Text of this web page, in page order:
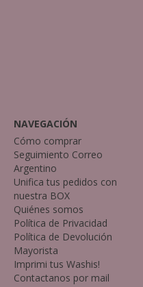
NAVEGACIÓN
Cómo comprar
Seguimiento Correo
Argentino
Unifica tus pedidos con
nuestra BOX
Quiénes somos
Política de Privacidad
Política de Devolución
Mayorista
Imprimi tus Washis!
Contactanos por mail